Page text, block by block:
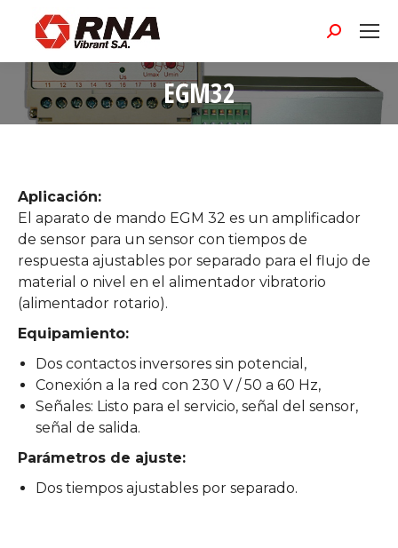
Buscar:
EGM32
Estás aquí:
Aplicación:
El aparato de mando EGM 32 es un amplificador
de sensor para un sensor con tiempos de
respuesta ajustables por separado para el flujo de
material o nivel en el alimentador vibratorio
(alimentador rotario).
Equipamiento:
Dos contactos inversores sin potencial,
Conexión a la red con 230 V / 50 a 60 Hz,
Señales: Listo para el servicio, señal del sensor,
señal de salida.
Parámetros de ajuste:
Dos tiempos ajustables por separado.